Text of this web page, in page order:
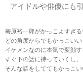
アイドルや俳優にも
梅原裕一郎がかっこよすぎる
どの角度からでもかっこい
イケメンなのに本気で変顔す
すぐ下の話に持っていくし。
そんな話をしててもかっこい